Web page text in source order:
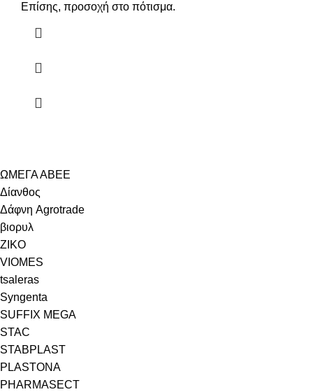
Επίσης, προσοχή στο πότισμα.
ΩΜΕΓΑ ΑΒΕΕ
Δίανθος
Δάφνη Agrotrade
βιορυλ
ZIKO
VIOMES
tsaleras
Syngenta
SUFFIX MEGA
STAC
STABPLAST
PLASTONA
PHARMASECT